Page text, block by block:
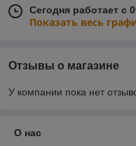
Сегодня работает с
Показать весь
Отзывы о магазине
У компании пока нет
О нас